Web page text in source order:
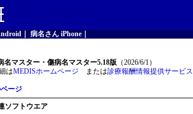
病名さん iPhone
名マスター・傷病名マスター5.18版 （2026/6/1）
はMEDISホームページ または診療報酬情報提供サービス
ージ
ソフトウエア